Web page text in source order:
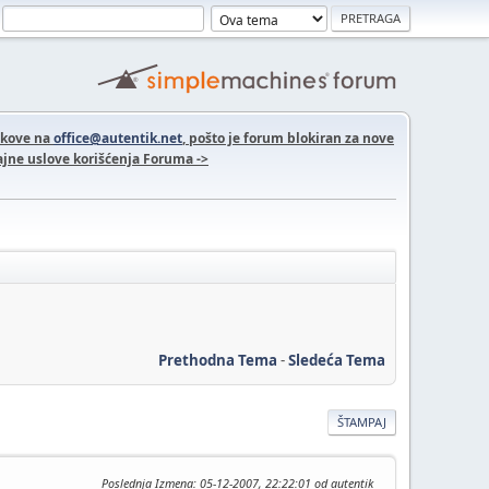
naoffice@autentik.net, pošto je forum blokiran za nove
uslove korišćenja Foruma ->
Prethodna Tema -Sledeća Tema
ŠTAMPAJ
Poslednja Izmena: 05-12-2007, 22:22:01 od autentik